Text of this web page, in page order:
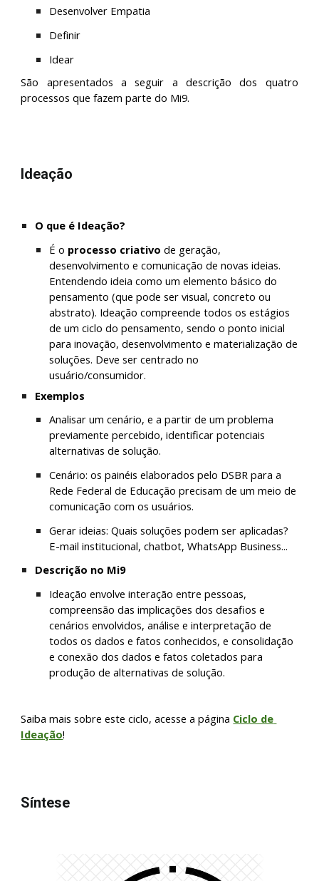
Desenvolver Empatia
Definir
Idear
São apresentados a seguir a descrição dos quatro
processos que fazem parte do Mi9.
Ideação
O que é Ideação?
É o processo criativo de geração,
desenvolvimento e comunicação de novas ideias.
Entendendo ideia como um elemento básico do
pensamento (que pode ser visual, concreto ou
abstrato). Ideação compreende todos os estágios
de um ciclo do pensamento, sendo o ponto inicial
para inovação, desenvolvimento e materialização de
soluções. Deve ser centrado no
usuário/consumidor.
Exemplos
Analisar um cenário, e a partir de um problema
previamente percebido, identificar potenciais
alternativas de solução.
Cenário: os painéis elaborados pelo DSBR para a
Rede Federal de Educação precisam de um meio de
comunicação com os usuários.
Gerar ideias: Quais soluções podem ser aplicadas?
E-mail institucional, chatbot, WhatsApp Business...
Descrição no Mi9
Ideação envolve interação entre pessoas,
compreensão das implicações dos desafios e
cenários envolvidos, análise e interpretação de
todos os dados e fatos conhecidos, e consolidação
e conexão dos dados e fatos coletados para
produção de alternativas de solução.
Saiba mais sobre este ciclo, acesse a página Ciclo de
Ideação!
Síntese